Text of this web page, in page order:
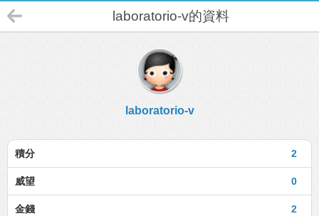
laboratorio-v的資料
laboratorio-v
2
積分
0
威望
2
金錢